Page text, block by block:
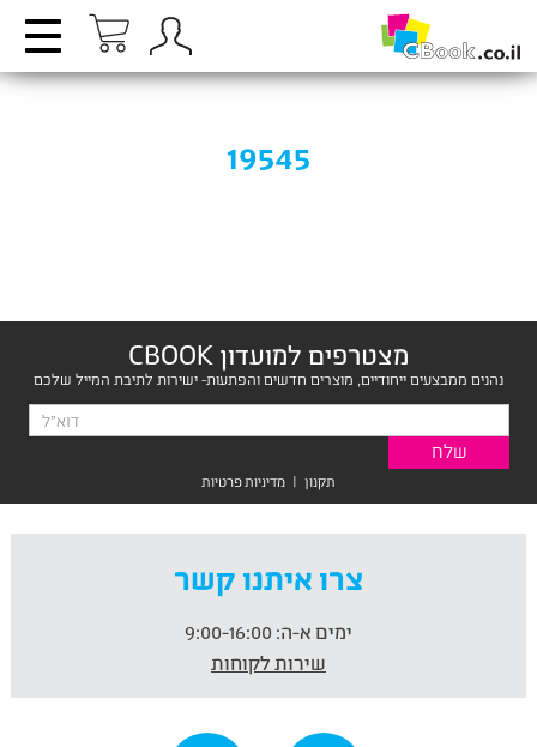
19545
מצטרפים למועדון CBOOK
נהנים ממבצעים ייחודיים, מוצרים חדשים והפתעות- ישירות לתיבת המייל שלכם
תקנון | מדיניות פרטיות
צרו איתנו קשר
ימים א-ה:
שירות לקוחות